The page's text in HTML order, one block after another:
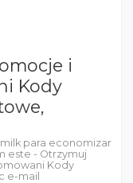
i
Kody
para economizar
este - Otrzymuj
Kody
e-mail